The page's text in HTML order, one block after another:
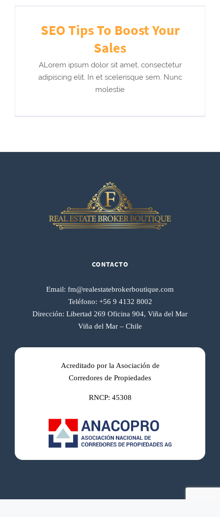
SEO Tips To Boost Your
Sales
ALorem ipsum dolor sit amet, consectetur
adipiscing elit. In et scelerisque sem. Nunc
molestie
CONTACTO
Email: fm@realestatebrokerboutique.com
Teléfono: +56 9 4132 8002
Dirección: Libertad 269 Oficina 904, Viña del Mar
Viña del Mar – Chile
Acreditado por la Asociación de
Corredores de Propiedades
RNCP: 45308